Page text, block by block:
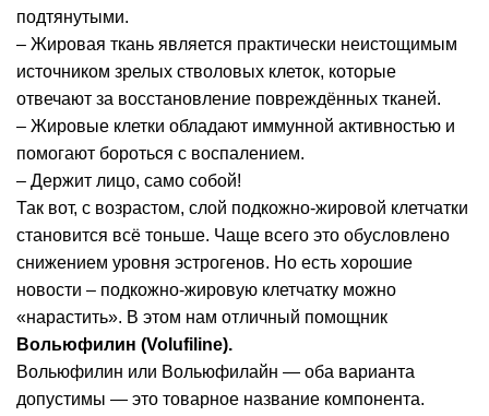
подтянутыми.
– Жировая ткань является практически неистощимым
источником зрелых стволовых клеток, которые
отвечают за восстановление повреждённых тканей.
– Жировые клетки обладают иммунной активностью и
помогают бороться с воспалением.
– Держит лицо, само собой!
Так вот, с возрастом, слой подкожно-жировой клетчатки
становится всё тоньше. Чаще всего это обусловлено
снижением уровня эстрогенов. Но есть хорошие
новости – подкожно-жировую клетчатку можно
«нарастить». В этом нам отличный помощник
Вольюфилин (Volufiline).
Вольюфилин или Вольюфилайн — оба варианта
допустимы — это товарное название компонента.